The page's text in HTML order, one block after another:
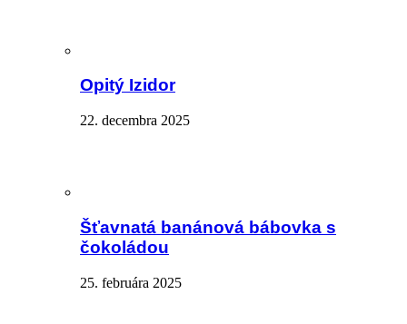
Opitý Izidor
22. decembra 2025
Šťavnatá banánová bábovka s
čokoládou
25. februára 2025